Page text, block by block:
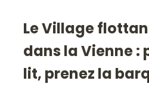
Le Village
dans la Vienne :
lit, prenez la